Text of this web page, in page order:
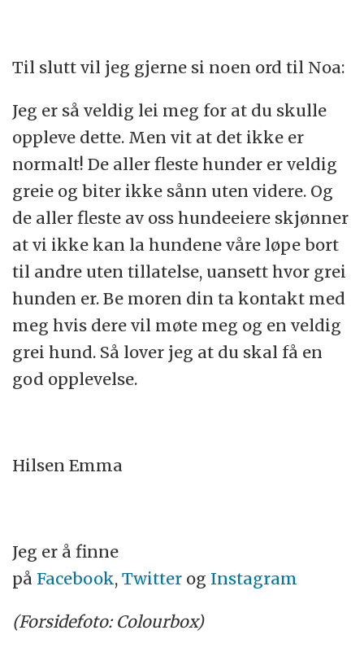
Til slutt vil jeg gjerne si noen ord til Noa:
Jeg er så veldig lei meg for at du skulle
oppleve dette. Men vit at det ikke er
normalt! De aller fleste hunder er veldig
greie og biter ikke sånn uten videre. Og
de aller fleste av oss hundeeiere skjønner
at vi ikke kan la hundene våre løpe bort
til andre uten tillatelse, uansett hvor grei
hunden er. Be moren din ta kontakt med
meg hvis dere vil møte meg og en veldig
grei hund. Så lover jeg at du skal få en
god opplevelse.
Hilsen Emma
Jeg er å finne
påFacebook,Twitter og Instagram
(Forsidefoto: Colourbox)